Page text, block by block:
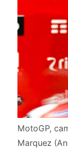
MotoGP,
Marquez